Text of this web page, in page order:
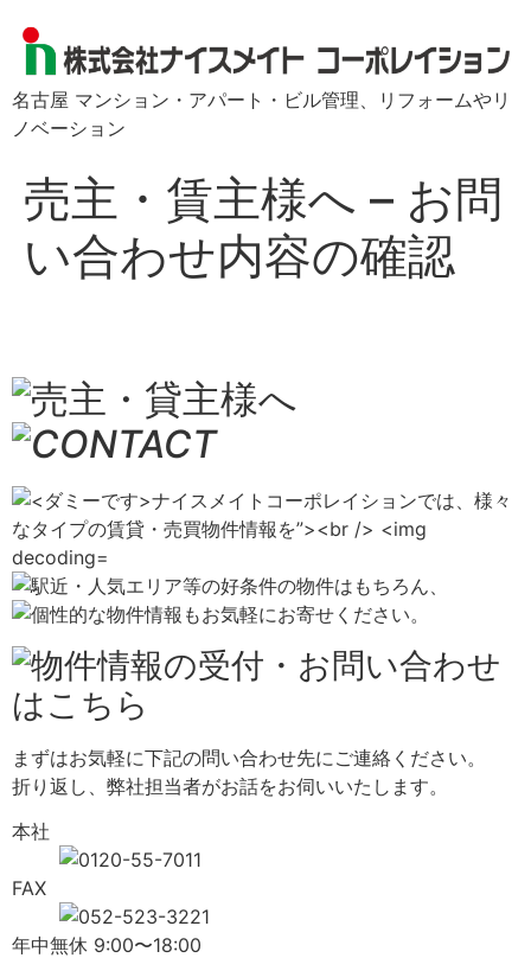
名古屋 マンション・アパート・ビル管理、リフォームやリ
ノベーション
売主・賃主様へ – お問
い合わせ内容の確認
まずはお気軽に下記の問い合わせ先にご連絡ください。
折り返し、弊社担当者がお話をお伺いいたします。
本社
FAX
年中無休 9:00〜18:00